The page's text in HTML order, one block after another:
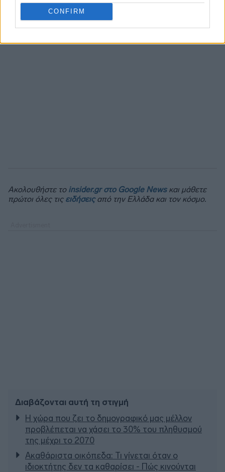
CONFIRM
Ακολουθήστε το insider.gr στο Google Newsκαι μάθετε
πρώτοι όλες τις ειδήσειςαπό την Ελλάδα και τον κόσμο.
Διαβάζονται αυτή τη στιγμή
Η χώρα που ζει το δημογραφικό μας μέλλον
προβλέπεται να χάσει το 30% του πληθυσμού
της μέχρι το 2070
Ακαθάριστα οικόπεδα: Τι γίνεται όταν ο
ιδιοκτήτης δεν τα καθαρίσει - Πώς κινούνται